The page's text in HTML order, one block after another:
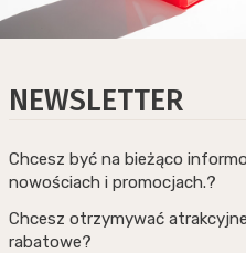
NEWSLETTER
Chcesz być na bieżąco
nowościach i promocjach.?
Chcesz otrzymywać
rabatowe?